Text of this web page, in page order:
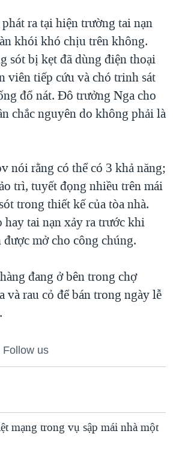
CỬ 2024
TẠI DẢI GAZA
& CON ĐƯỜNG
GIỚI
NGƯỜI HẠ 'BÊN THẮNG CUỘC'
AFGHANISTAN
HÒA Ở VIỆT NAM
KIM TẠI VIỆT NAM
CHÍNH PHỦ VIỆT NAM
TIẾNG VỌNG TỪ NÔNG THÔN MỸ
ra tại hiện trường tai nạn
khói khó chịu trên không.
sót bị kẹt đã dùng điện thoại
viên tiếp cứu và chó trinh sát
đổ nát. Đô trưởng Nga cho
chắc nguyên do không phải là
nói rằng có thể có 3 khả năng;
trì, tuyết đọng nhiều trên mái
trong thiết kế của tòa nhà.
hay tai nạn xảy ra trước khi
mở cho công chúng.
đang ở bên trong chợ
và rau cỏ để bán trong ngày lễ
Follow us
mạng trong vụ sập mái nhà một